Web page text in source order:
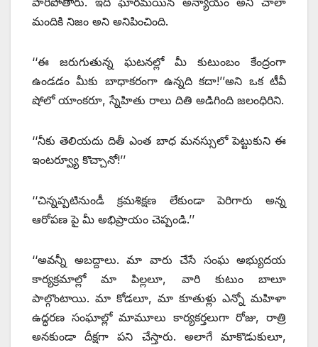
మందికి నిజం అని అనిపించింది.
‘‘ఈ జరుగుతున్న ఘటనల్లో మీ కుటుంబం కేంద్రంగా
ఉండడం మీకు బాధాకరంగా ఉన్నది కదా!’’అని ఒక టీవీ
షోలో యాంకరూ, స్నేహితు రాలు దితి అడిగింది జలంధిరిని.
‘‘నీకు తెలియదు దితీ ఎంత బాధ మనస్సులో పెట్టుకుని ఈ
ఇంటర్వ్యూ కొచ్చానో!’’
‘‘చిన్నప్పటినుండీ క్రమశిక్షణ లేకుండా పెరిగారు అన్న
ఆరోపణ పై మీ అభిప్రాయం చెప్పండి.’’
‘‘అవన్నీ అబద్దాలు. మా వారు చేసే సంఘ అభ్యుదయ
కార్యక్రమాల్లో మా పిల్లలూ, వారి కుటుం బాలూ
పాల్గొంటాయి. మా కోడలూ, మా కూతుళ్లు ఎన్నో మహిళా
ఉద్ధరణ సంఘాల్లో మామూలు కార్యకర్తలుగా రోజు, రాత్రి
అనకుండా దీక్షగా పని చేస్తారు. అలాగే మాకొడుకులూ,